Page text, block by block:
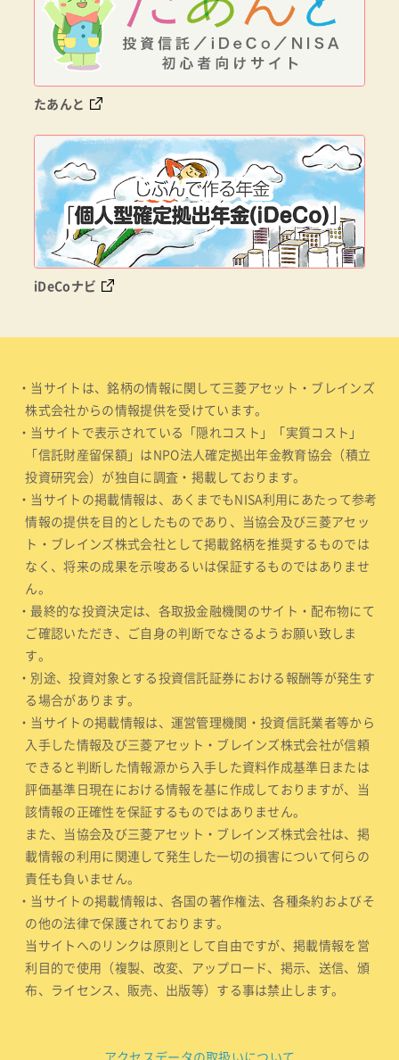
たあんと
iDeCoナビ
・当サイトは、銘柄の情報に関して三菱アセット・ブレインズ
株式会社からの情報提供を受けています。
・当サイトで表示されている「隠れコスト」「実質コスト」
「信託財産留保額」はNPO法人確定拠出年金教育協会（積立
投資研究会）が独自に調査・掲載しております。
・当サイトの掲載情報は、あくまでもNISA利用にあたって参考
情報の提供を目的としたものであり、当協会及び三菱アセッ
ト・ブレインズ株式会社として掲載銘柄を推奨するものでは
なく、将来の成果を示唆あるいは保証するものではありませ
ん。
・最終的な投資決定は、各取扱金融機関のサイト・配布物にて
ご確認いただき、ご自身の判断でなさるようお願い致しま
す。
・別途、投資対象とする投資信託証券における報酬等が発生す
る場合があります。
・当サイトの掲載情報は、運営管理機関・投資信託業者等から
入手した情報及び三菱アセット・ブレインズ株式会社が信頼
できると判断した情報源から入手した資料作成基準日または
評価基準日現在における情報を基に作成しておりますが、当
該情報の正確性を保証するものではありません。
また、当協会及び三菱アセット・ブレインズ株式会社は、掲
載情報の利用に関連して発生した一切の損害について何らの
責任も負いません。
・当サイトの掲載情報は、各国の著作権法、各種条約およびそ
の他の法律で保護されております。
当サイトへのリンクは原則として自由ですが、掲載情報を営
利目的で使用（複製、改変、アップロード、掲示、送信、頒
布、ライセンス、販売、出版等）する事は禁止します。
アクセスデータの取扱いについて